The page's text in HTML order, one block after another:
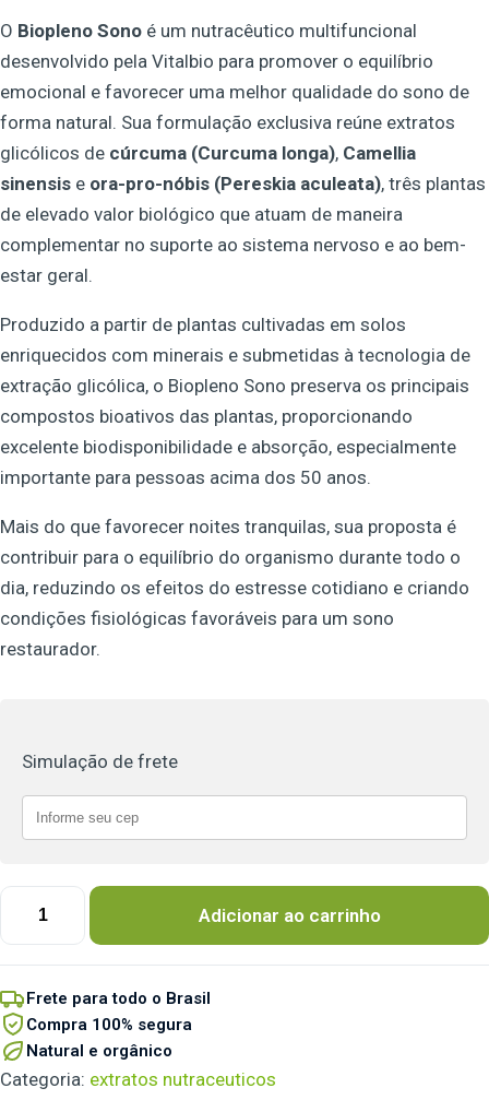
O Biopleno Sono é um nutracêutico multifuncional
desenvolvido pela Vitalbio para promover o equilíbrio
emocional e favorecer uma melhor qualidade do sono de
forma natural. Sua formulação exclusiva reúne extratos
glicólicos de cúrcuma (Curcuma longa), Camellia
sinensis e ora-pro-nóbis (Pereskia aculeata), três plantas
de elevado valor biológico que atuam de maneira
complementar no suporte ao sistema nervoso e ao bem-
estar geral.
Produzido a partir de plantas cultivadas em solos
enriquecidos com minerais e submetidas à tecnologia de
extração glicólica, o Biopleno Sono preserva os principais
compostos bioativos das plantas, proporcionando
excelente biodisponibilidade e absorção, especialmente
importante para pessoas acima dos 50 anos.
Mais do que favorecer noites tranquilas, sua proposta é
contribuir para o equilíbrio do organismo durante todo o
dia, reduzindo os efeitos do estresse cotidiano e criando
condições fisiológicas favoráveis para um sono
restaurador.
Simulação de frete
Adicionar ao carrinho
Frete para todo o Brasil
Compra 100% segura
Natural e orgânico
Categoria: extratos nutraceuticos